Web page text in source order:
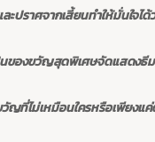
ปราศจากเสี้ยนทำให้มั่นใ
ของขวัญสุดพิเศษจัดแสดงธี
ไม่เหมือนใครหรือเพียงแ